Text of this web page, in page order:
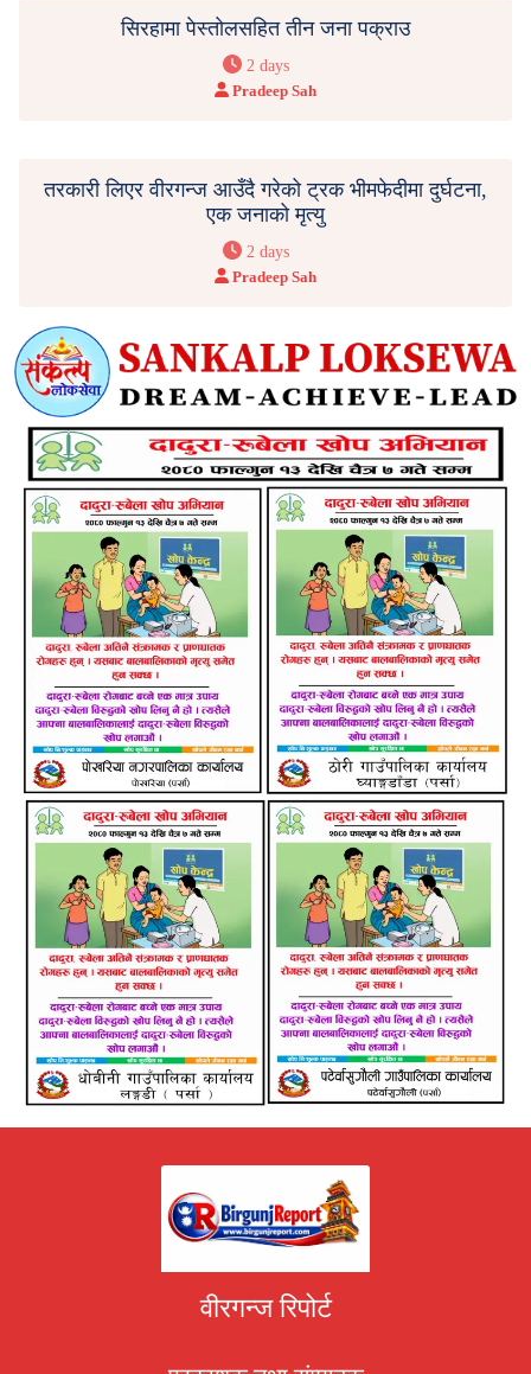
सिरहामा पेस्तोलसहित तीन जना पक्राउ
2 days
Pradeep Sah
तरकारी लिएर वीरगन्ज आउँदै गरेको ट्रक भीमफेदीमा दुर्घटना,
एक जनाको मृत्यु
2 days
Pradeep Sah
वीरगन्ज रिपोर्ट